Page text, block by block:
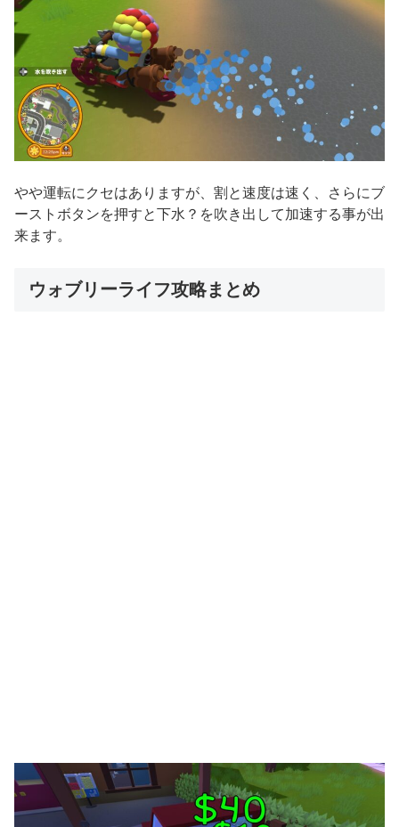
やや運転にクセはありますが、割と速度は速く、さらにブ
ーストボタンを押すと下水？を吹き出して加速する事が出
来ます。
ウォブリーライフ攻略まとめ